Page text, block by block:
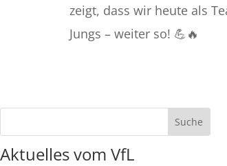
zeigt, dass wir heute als
Jungs – weiter so! 💪🔥
Aktuelles vom VfL